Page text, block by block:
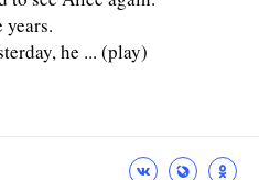
years.
he ... (play)